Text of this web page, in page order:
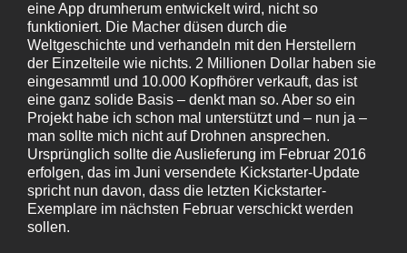
eine App drumherum entwickelt wird, nicht so
funktioniert. Die Macher düsen durch die
Weltgeschichte und verhandeln mit den Herstellern
der Einzelteile wie nichts. 2 Millionen Dollar haben sie
eingesammtl und 10.000 Kopfhörer verkauft, das ist
eine ganz solide Basis – denkt man so. Aber so ein
Projekt habe ich schon mal unterstützt und – nun ja –
man sollte mich nicht auf Drohnen ansprechen.
Ursprünglich sollte die Auslieferung im Februar 2016
erfolgen, das im Juni versendete Kickstarter-Update
spricht nun davon, dass die letzten Kickstarter-
Exemplare im nächsten Februar verschickt werden
sollen.